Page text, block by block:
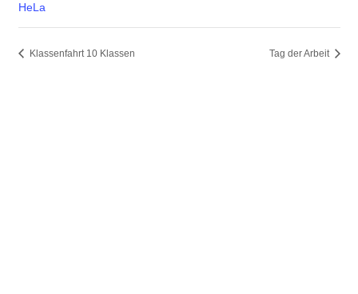
HeLa
Klassenfahrt 10 Klassen Tag der Arbeit